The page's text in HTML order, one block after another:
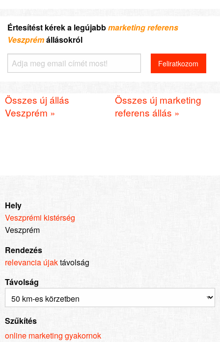
Értesítést kérek a legújabbmarketing referens
Veszprémállásokról
Összes új állás
Veszprém »
Összes új marketing
referens állás »
Hely
Veszprémi kistérség
Veszprém
Rendezés
relevancia újaktávolság
Távolság
Szűkítés
online marketing gyakornok